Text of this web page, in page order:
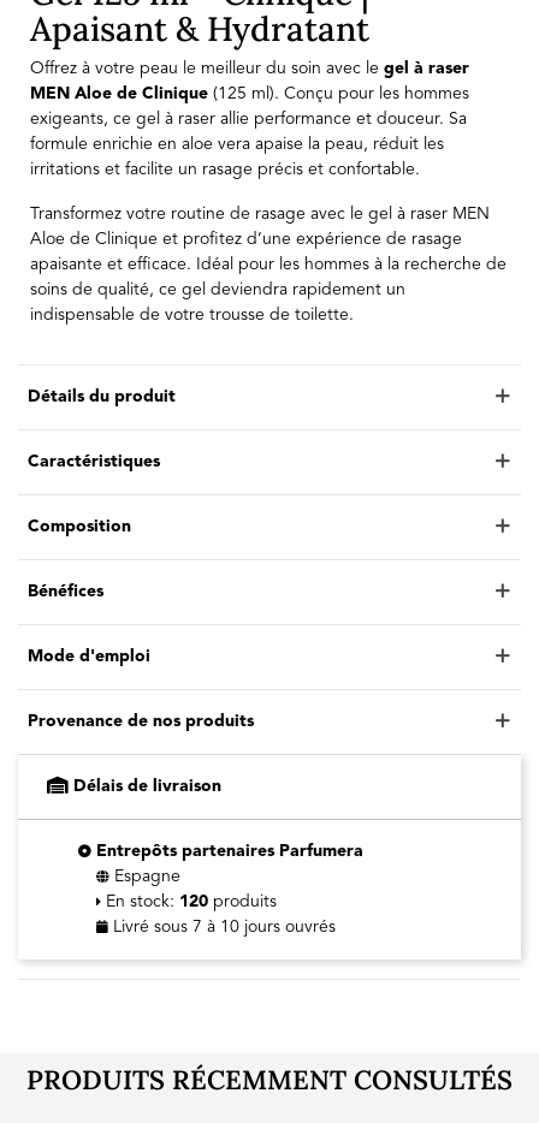
Apaisant & Hydratant
Offrez à votre peau le meilleur du soin avec le gel à raser
MEN Aloe de Clinique (125 ml). Conçu pour les hommes
exigeants, ce gel à raser allie performance et douceur. Sa
formule enrichie en aloe vera apaise la peau, réduit les
irritations et facilite un rasage précis et confortable.
Transformez votre routine de rasage avec le gel à raser MEN
Aloe de Clinique et profitez d’une expérience de rasage
apaisante et efficace. Idéal pour les hommes à la recherche de
soins de qualité, ce gel deviendra rapidement un
indispensable de votre trousse de toilette.
Détails du produit
Caractéristiques
Composition
Bénéfices
Mode d'emploi
Provenance de nos produits
Délais de livraison
Entrepôts partenaires Parfumera
Espagne
En stock: 120 produits
Livré sous 7 à 10 jours ouvrés
PRODUITS RÉCEMMENT CONSULTÉS